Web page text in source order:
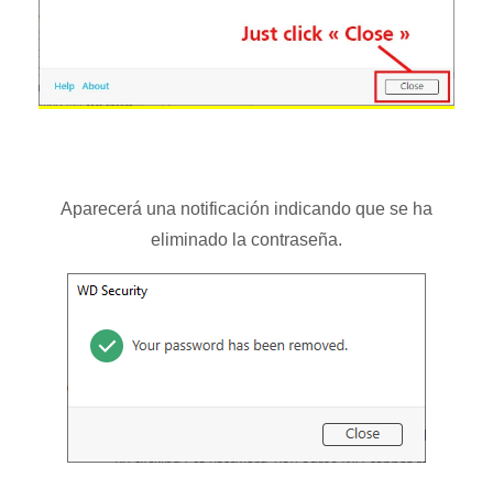
Aparecerá una notificación indicando que se ha
eliminado la contraseña.